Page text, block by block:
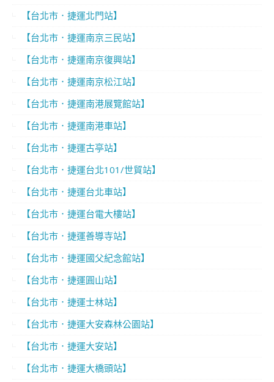
【台北市．捷運北門站】
【台北市．捷運南京三民站】
【台北市．捷運南京復興站】
【台北市．捷運南京松江站】
【台北市．捷運南港展覽館站】
【台北市．捷運南港車站】
【台北市．捷運古亭站】
【台北市．捷運台北101/世貿站】
【台北市．捷運台北車站】
【台北市．捷運台電大樓站】
【台北市．捷運善導寺站】
【台北市．捷運國父紀念館站】
【台北市．捷運圓山站】
【台北市．捷運士林站】
【台北市．捷運大安森林公園站】
【台北市．捷運大安站】
【台北市．捷運大橋頭站】